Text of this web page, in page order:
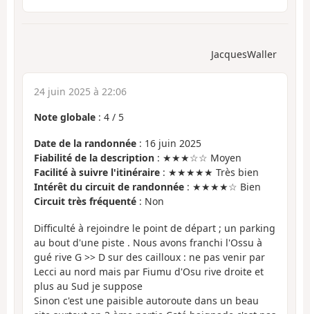
JacquesWaller
24 juin 2025 à 22:06
Note globale : 4 / 5
Date de la randonnée : 16 juin 2025
Fiabilité de la description : ★★★☆☆ Moyen
Facilité à suivre l'itinéraire : ★★★★★ Très bien
Intérêt du circuit de randonnée : ★★★★☆ Bien
Circuit très fréquenté : Non
Difficulté à rejoindre le point de départ ; un parking
au bout d'une piste . Nous avons franchi l'Ossu à
gué rive G >> D sur des cailloux : ne pas venir par
Lecci au nord mais par Fiumu d'Osu rive droite et
plus au Sud je suppose
Sinon c'est une paisible autoroute dans un beau